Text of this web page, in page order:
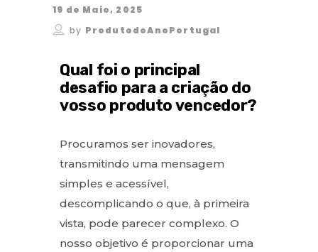
19 de Maio, 2025
by ProdutodoAnoPortugal
Qual foi o principal
desafio para a criação do
vosso produto vencedor?
Procuramos ser inovadores,
transmitindo uma mensagem
simples e acessível,
descomplicando o que, à primeira
vista, pode parecer complexo. O
nosso objetivo é proporcionar uma